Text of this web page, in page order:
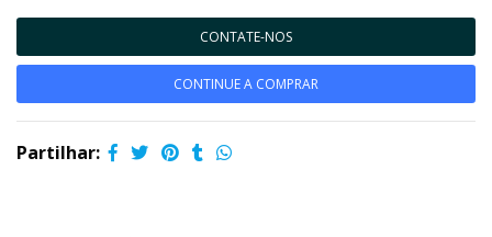
CONTATE-NOS
CONTINUE A COMPRAR
Partilhar: